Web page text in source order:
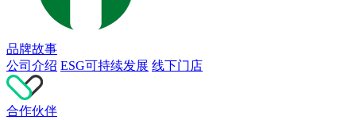
品牌故事
公司介绍 ESG可持续发展 线下门店
合作伙伴